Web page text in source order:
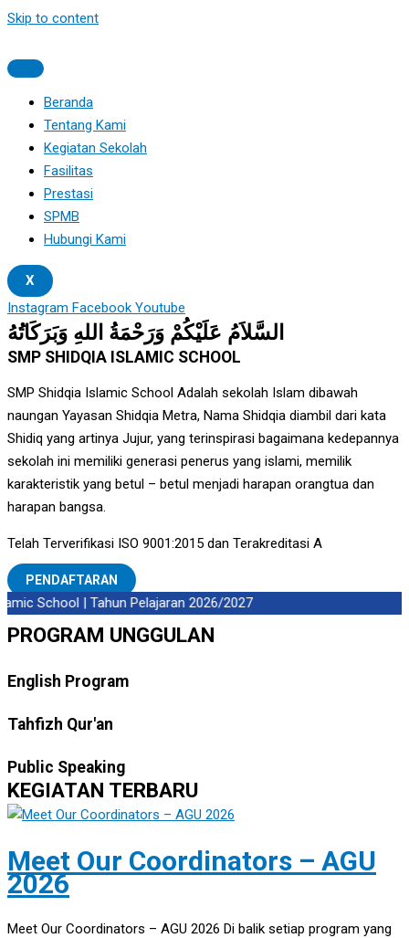
Skip to content
Beranda
Tentang Kami
Kegiatan Sekolah
Fasilitas
Prestasi
SPMB
Hubungi Kami
X
Instagram Facebook Youtube
السَّلاَمُ عَلَيْكُمْ وَرَحْمَةُ اللهِ وَبَرَكَاتُهُ
SMP SHIDQIA ISLAMIC SCHOOL
SMP Shidqia Islamic School Adalah sekolah Islam dibawah
naungan Yayasan Shidqia Metra, Nama Shidqia diambil dari kata
Shidiq yang artinya Jujur, yang terinspirasi bagaimana kedepannya
sekolah ini memiliki generasi penerus yang islami, memilik
karakteristik yang betul – betul menjadi harapan orangtua dan
harapan bangsa.
Telah Terverifikasi ISO 9001:2015 dan Terakreditasi A
PENDAFTARAN
School | Tahun Pelajaran 2026/2027
PROGRAM UNGGULAN
English Program
Tahfizh Qur'an
Public Speaking
KEGIATAN TERBARU
Meet Our Coordinators – AGU
2026
Meet Our Coordinators – AGU 2026 Di balik setiap program yang